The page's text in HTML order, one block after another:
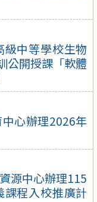
中等學校生物
公開授課「軟體
心辦理2026年
源中心辦理115
課程入校推廣計